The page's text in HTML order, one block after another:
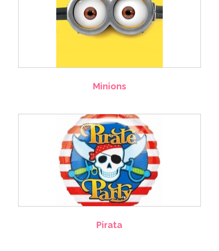
Minions
Pirata